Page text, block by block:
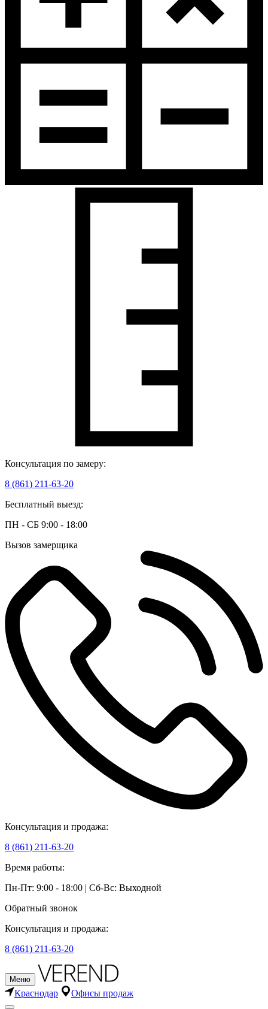
Консультация по замеру:
8 (861) 211-63-20
Бесплатный выезд:
ПН - СБ 9:00 - 18:00
Вызов замерщика
Консультация и продажа:
8 (861) 211-63-20
Время работы:
Пн-Пт: 9:00 - 18:00 | Сб-Вс: Выходной
Обратный звонок
Консультация и продажа:
8 (861) 211-63-20
Меню
Краснодар Офисы продаж